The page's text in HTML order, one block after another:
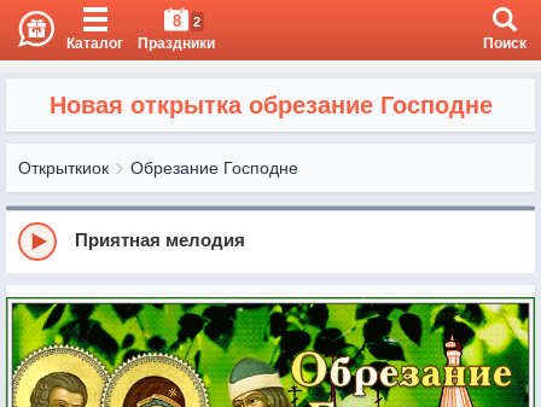
Каталог
8 2
Праздники Поиск
Новая открытка обрезание Господне
Открыткиок Обрезание Господне
Приятная мелодия